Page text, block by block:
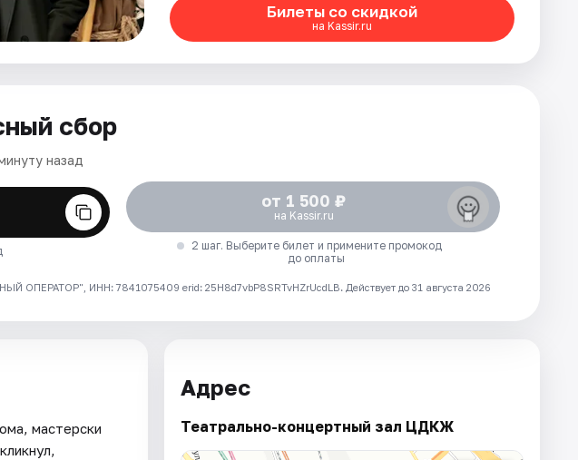
Билеты со скидкой
на Kassir.ru
сбор
назад
от 1 500 ₽
на Kassir.ru
2 шаг. Выберите билет и примените промокод
до оплаты
ИНН: 7841075409 erid: 25H8d7vbP8SRTvHZrUcdLB. Действует до 31 августа 2026
мастерски
Адрес
Театрально-концертный зал ЦДКЖ